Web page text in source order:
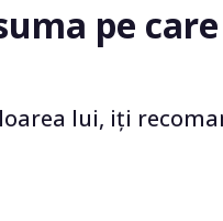
pe
lui, iți